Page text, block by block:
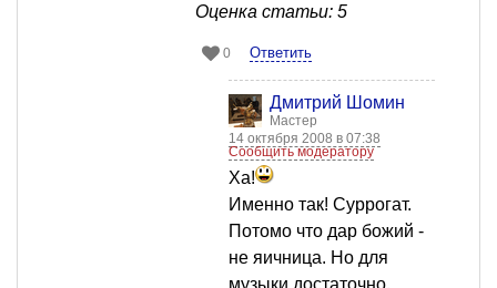
Оценка статьи: 5
0 Ответить
Дмитрий Шомин
Мастер
14 октября 2008 в 07:38
Сообщить модератору
Ха!
Именно так! Суррогат.
Потомо что дар божий -
не яичница. Но для
музыки достаточно.